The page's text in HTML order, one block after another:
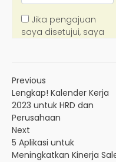
Previous
Lengkap! Kalender Kerja
2023 untuk HRD dan
Perusahaan
Next
5 Aplikasi untuk
Meningkatkan Kinerja